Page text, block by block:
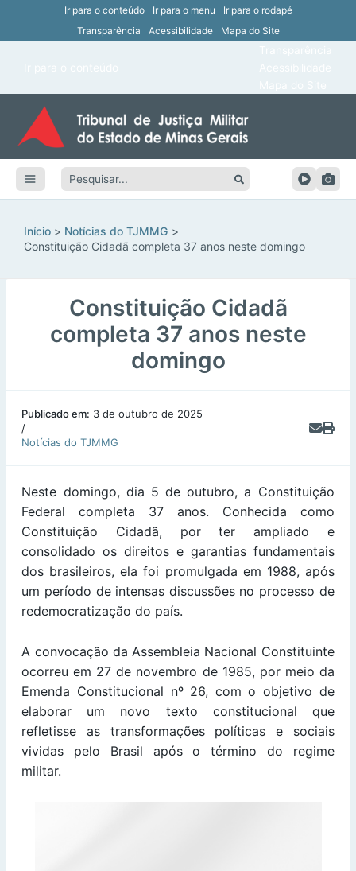
Ir para o conteúdo Ir para o menu
Ir para o rodapé
Transparência
Acessibilidade Mapa do Site
Pesquisar:
Início
Notícias do TJMMG
Constituição Cidadã completa 37 anos neste domingo
Constituição Cidadã
completa 37 anos neste
domingo
Publicado em: 3 de outubro de 2025
/
Notícias do TJMMG
Neste domingo, dia 5 de outubro, a Constituição
Federal completa 37 anos. Conhecida como
Constituição Cidadã, por ter ampliado e
consolidado os direitos e garantias fundamentais
dos brasileiros, ela foi promulgada em 1988, após
um período de intensas discussões no processo de
redemocratização do país.
A convocação da Assembleia Nacional Constituinte
ocorreu em 27 de novembro de 1985, por meio da
Emenda Constitucional nº 26, com o objetivo de
elaborar um novo texto constitucional que
refletisse as transformações políticas e sociais
vividas pelo Brasil após o término do regime
militar.